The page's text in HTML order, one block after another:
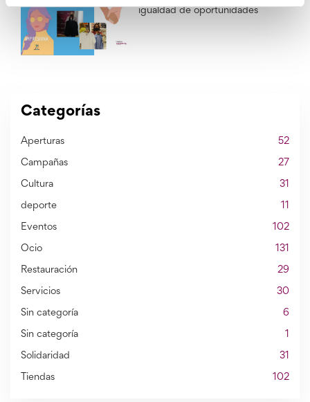
igualdad de oportunidades
Categorías
Aperturas 52
Campañas 27
Cultura 31
deporte
Eventos 102
Ocio 131
Restauración 29
Servicios 30
Sin categoría 6
Sin categoría
Solidaridad 31
Tiendas 102